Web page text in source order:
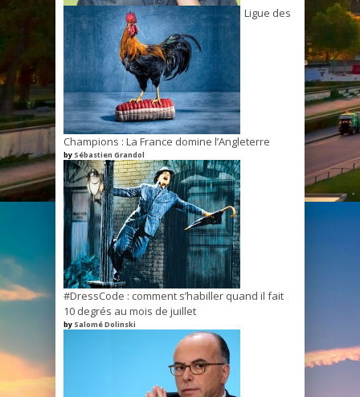
Ligue des
Champions : La France domine l’Angleterre
by Sébastien Grandol
#DressCode : comment s’habiller quand il fait
10 degrés au mois de juillet
by Salomé Dolinski